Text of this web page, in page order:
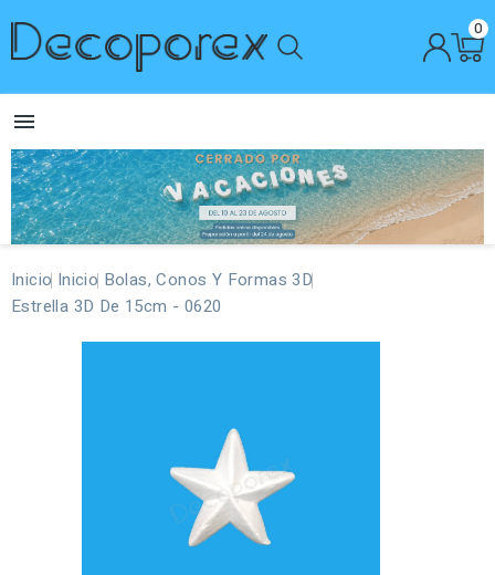
0

Inicio Inicio Bolas, Conos Y Formas 3D
Estrella 3D De 15cm - 0620